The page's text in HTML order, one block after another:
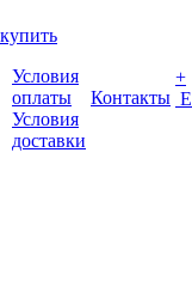
Условия
оплаты
Условия
доставки
Контакты
+